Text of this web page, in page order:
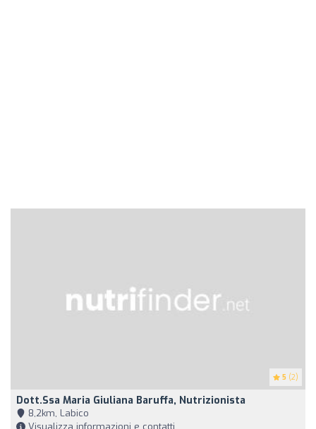
5 (2)
Dott.ssa Maria Giuliana Baruffa, Nutrizionista
8,2km, Labico